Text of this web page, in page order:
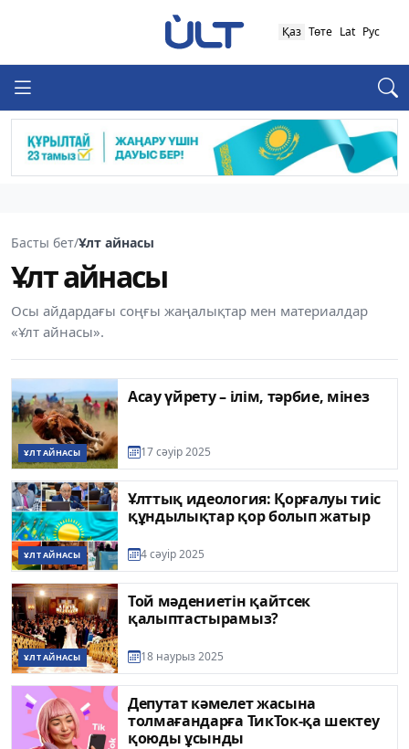
Қаз Төте Lat Рус
Басты бет/Ұлт айнасы
Ұлт айнасы
Осы айдардағы соңғы жаңалықтар мен материалдар
«Ұлт айнасы».
ҰЛТ АЙНАСЫ
Асау үйрету – ілім, тәрбие, мінез
17 сәуір 2025
ҰЛТ АЙНАСЫ
Ұлттық идеология: Қорғалуы тиіс
құндылықтар қор болып жатыр
4 сәуір 2025
ҰЛТ АЙНАСЫ
Той мәдениетін қайтсек
қалыптастырамыз?
18 наурыз 2025
Депутат кәмелет жасына
толмағандарға ТикТок-қа шектеу
қоюды ұсынды